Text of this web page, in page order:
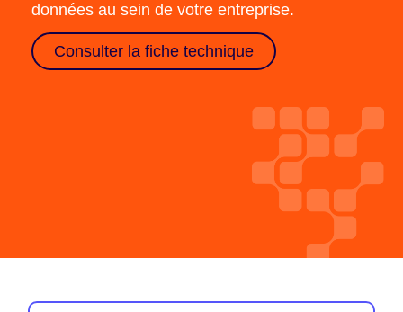
données au sein de votre entreprise.
Consulter la fiche technique